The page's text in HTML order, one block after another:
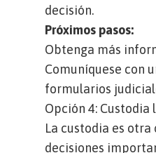
decisión.
Próximos pasos:
Obtenga más
Comuníquese con
formularios
Opción 4:
La custodia es
decisiones